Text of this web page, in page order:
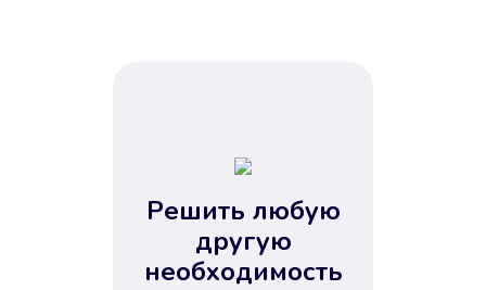
Решить любую
другую
необходимость